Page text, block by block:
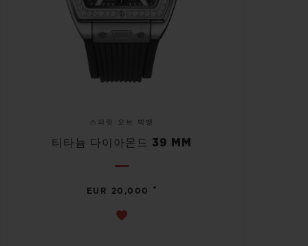
스피릿 오브 빅뱅
티타늄 다이아몬드 39 MM
EUR 20,000 •